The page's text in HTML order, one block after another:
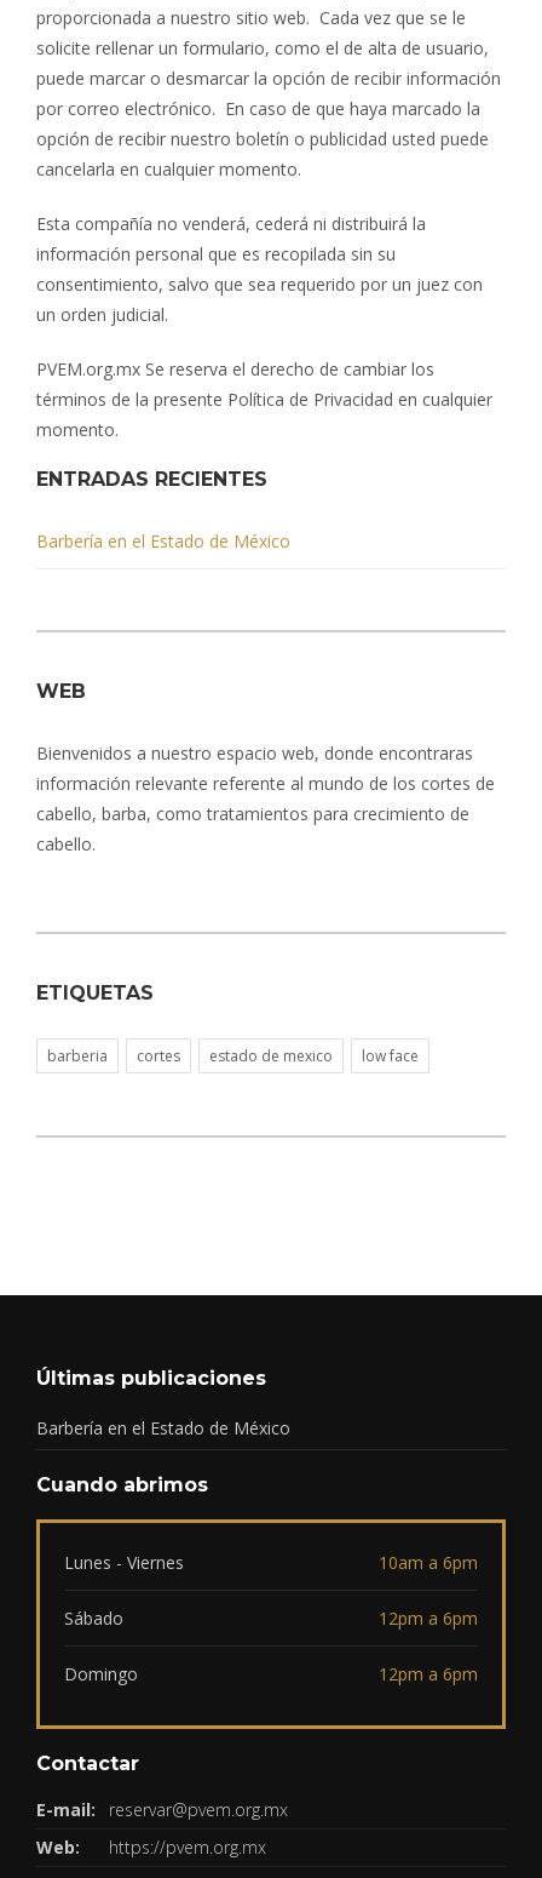
proporcionada a nuestro sitio web. Cada vez que se le
solicite rellenar un formulario, como el de alta de usuario,
puede marcar o desmarcar la opción de recibir información
por correo electrónico. En caso de que haya marcado la
opción de recibir nuestro boletín o publicidad usted puede
cancelarla en cualquier momento.
Esta compañía no venderá, cederá ni distribuirá la
información personal que es recopilada sin su
consentimiento, salvo que sea requerido por un juez con
un orden judicial.
PVEM.org.mx Se reserva el derecho de cambiar los
términos de la presente Política de Privacidad en cualquier
momento.
ENTRADAS RECIENTES
Barbería en el Estado de México
WEB
Bienvenidos a nuestro espacio web, donde encontraras
información relevante referente al mundo de los cortes de
cabello, barba, como tratamientos para crecimiento de
cabello.
ETIQUETAS
barberia cortes estado de mexico low face
Últimas publicaciones
Barbería en el Estado de México
Cuando abrimos
Lunes - Viernes 10am a 6pm
Sábado 12pm a 6pm
Domingo 12pm a 6pm
Contactar
E-mail:
reservar@pvem.org.mx
Web:
https://pvem.org.mx